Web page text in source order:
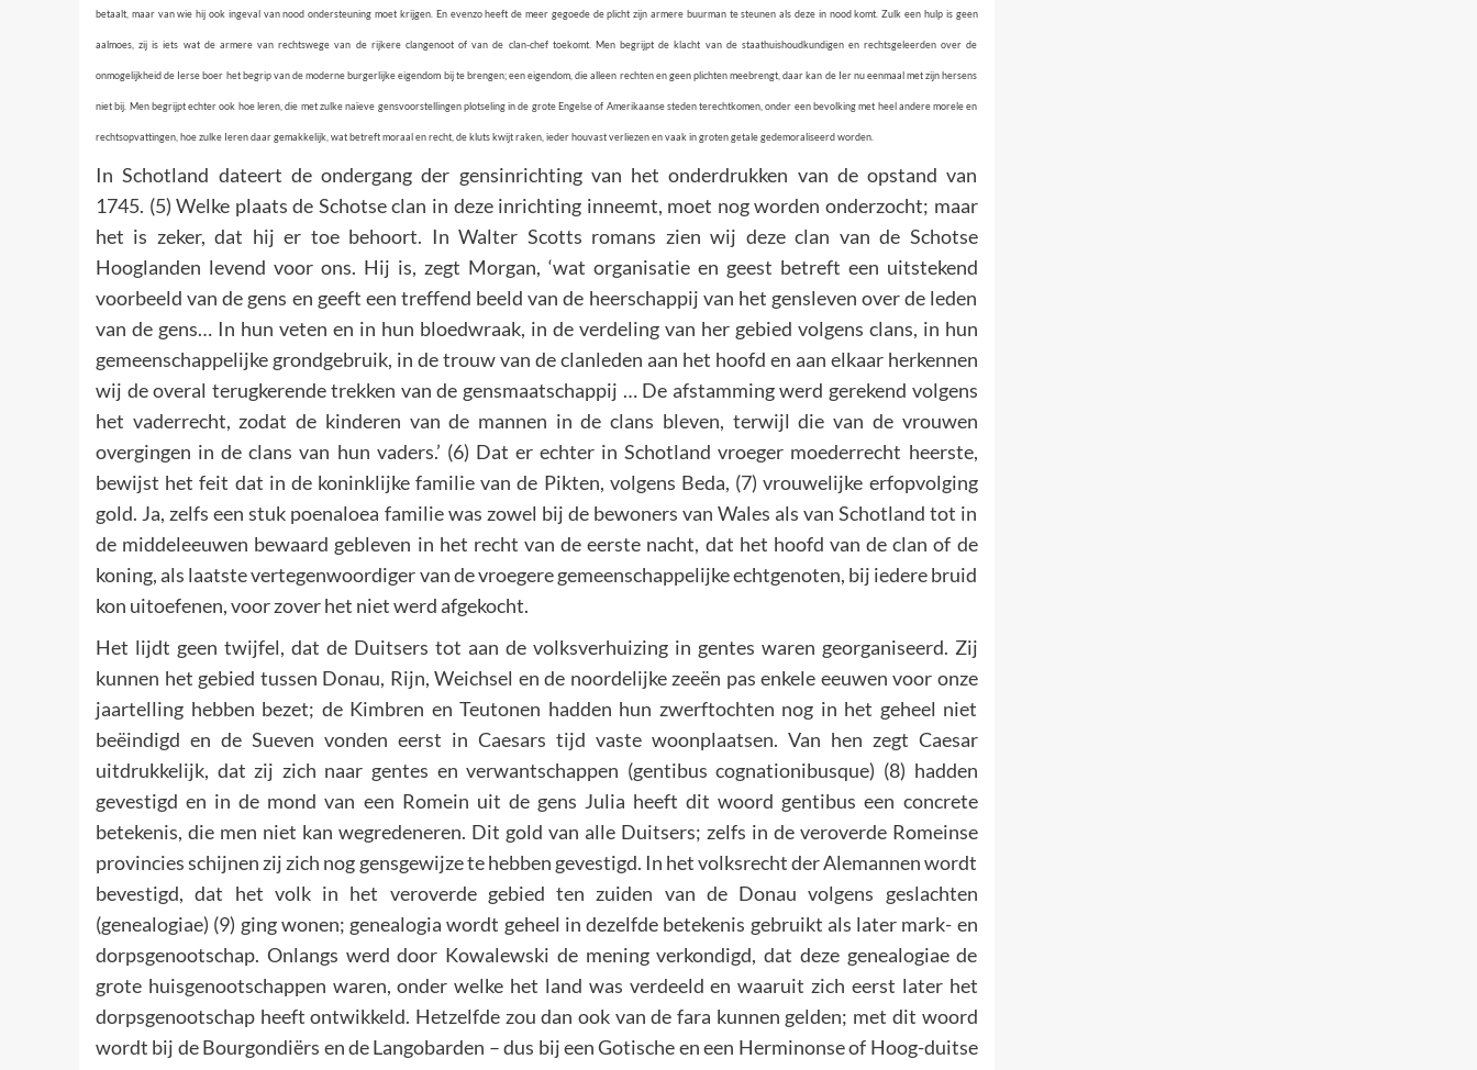
betaalt, maar van wie hij ook ingeval van nood ondersteuning moet krijgen. En evenzo heeft de meer gegoede de plicht zijn armere buurman te steunen als deze in nood komt. Zulk een hulp is geen
aalmoes, zij is iets wat de armere van rechtswege van de rijkere clangenoot of van de clan-chef toekomt. Men begrijpt de klacht van de staathuishoudkundigen en rechtsgeleerden over de
onmogelijkheid de Ierse boer het begrip van de moderne burgerlijke eigendom bij te brengen; een eigendom, die alleen rechten en geen plichten meebrengt, daar kan de Ier nu eenmaal met zijn hersens
niet bij. Men begrijpt echter ook hoe leren, die met zulke naïeve gensvoorstellingen plotseling in de grote Engelse of Amerikaanse steden terechtkomen, onder een bevolking met heel andere morele en
rechtsopvattingen, hoe zulke Ieren daar gemakkelijk, wat betreft moraal en recht, de kluts kwijt raken, ieder houvast verliezen en vaak in groten getale gedemoraliseerd worden.
In Schotland dateert de ondergang der gensinrichting van het onderdrukken van de opstand van
1745. (5) Welke plaats de Schotse clan in deze inrichting inneemt, moet nog worden onderzocht; maar
het is zeker, dat hij er toe behoort. In Walter Scotts romans zien wij deze clan van de Schotse
Hooglanden levend voor ons. Hij is, zegt Morgan, ‘wat organisatie en geest betreft een uitstekend
voorbeeld van de gens en geeft een treffend beeld van de heerschappij van het gensleven over de leden
van de gens… In hun veten en in hun bloedwraak, in de verdeling van her gebied volgens clans, in hun
gemeenschappelijke grondgebruik, in de trouw van de clanleden aan het hoofd en aan elkaar herkennen
wij de overal terugkerende trekken van de gensmaatschappij … De afstamming werd gerekend volgens
het vaderrecht, zodat de kinderen van de mannen in de clans bleven, terwijl die van de vrouwen
overgingen in de clans van hun vaders.’ (6) Dat er echter in Schotland vroeger moederrecht heerste,
bewijst het feit dat in de koninklijke familie van de Pikten, volgens Beda, (7) vrouwelijke erfopvolging
gold. Ja, zelfs een stuk poenaloea familie was zowel bij de bewoners van Wales als van Schotland tot in
de middeleeuwen bewaard gebleven in het recht van de eerste nacht, dat het hoofd van de clan of de
koning, als laatste vertegenwoordiger van de vroegere gemeenschappelijke echtgenoten, bij iedere bruid
kon uitoefenen, voor zover het niet werd afgekocht.
Het lijdt geen twijfel, dat de Duitsers tot aan de volksverhuizing in gentes waren georganiseerd. Zij
kunnen het gebied tussen Donau, Rijn, Weichsel en de noordelijke zeeën pas enkele eeuwen voor onze
jaartelling hebben bezet; de Kimbren en Teutonen hadden hun zwerftochten nog in het geheel niet
beëindigd en de Sueven vonden eerst in Caesars tijd vaste woonplaatsen. Van hen zegt Caesar
uitdrukkelijk, dat zij zich naar gentes en verwantschappen (gentibus cognationibusque) (8) hadden
gevestigd en in de mond van een Romein uit de gens Julia heeft dit woord gentibus een concrete
betekenis, die men niet kan wegredeneren. Dit gold van alle Duitsers; zelfs in de veroverde Romeinse
provincies schijnen zij zich nog gensgewijze te hebben gevestigd. In het volksrecht der Alemannen wordt
bevestigd, dat het volk in het veroverde gebied ten zuiden van de Donau volgens geslachten
(genealogiae) (9) ging wonen; genealogia wordt geheel in dezelfde betekenis gebruikt als later mark- en
dorpsgenootschap. Onlangs werd door Kowalewski de mening verkondigd, dat deze genealogiae de
grote huisgenootschappen waren, onder welke het land was verdeeld en waaruit zich eerst later het
dorpsgenootschap heeft ontwikkeld. Hetzelfde zou dan ook van de fara kunnen gelden; met dit woord
wordt bij de Bourgondiërs en de Langobarden – dus bij een Gotische en een Herminonse of Hoog-duitse